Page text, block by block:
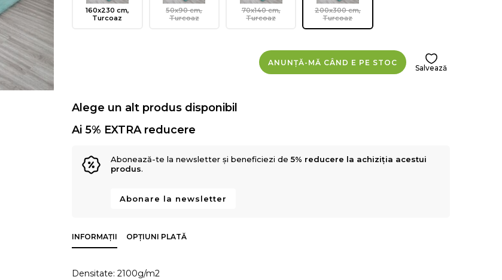
160x230 cm,
Turcoaz
50x90 cm,
Turcoaz
70x140 cm,
Turcoaz
200x300 cm,
Turcoaz
ANUNȚĂ-MĂ CÂND E PE STOC
Salvează
Alege un alt produs disponibil
Ai 5% EXTRA reducere
Abonează-te la newsletter și beneficiezi de5% reducere la achiziția acestui
produs.
Abonare la newsletter
INFORMAȚII OPȚIUNI PLATĂ
Densitate: 2100g/m2